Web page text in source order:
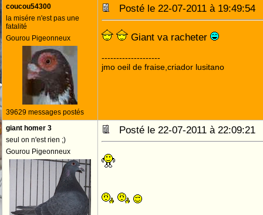
coucou54300
la misére n'est pas une
fatalité
Gourou Pigeonneux
39629 messages postés
Posté le 22-07-2011 à
Giant va racheter
--------------------
jmo oeil de fraise,criador lusitano
giant homer 3
seul on n'est rien ;)
Gourou Pigeonneux
Posté le 22-07-2011 à